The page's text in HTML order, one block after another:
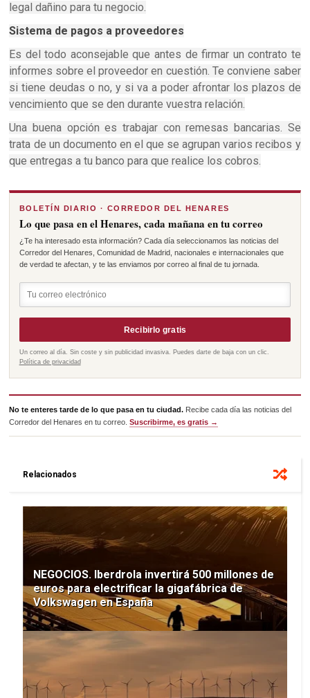
legal dañino para tu negocio.
Sistema de pagos a proveedores
Es del todo aconsejable que antes de firmar un contrato te
informes sobre el proveedor en cuestión. Te conviene saber
si tiene deudas o no, y si va a poder afrontar los plazos de
vencimiento que se den durante vuestra relación.
Una buena opción es trabajar con remesas bancarias. Se
trata de un documento en el que se agrupan varios recibos y
que entregas a tu banco para que realice los cobros.
BOLETÍN DIARIO · CORREDOR DEL HENARES
Lo que pasa en el Henares, cada mañana en tu correo
¿Te ha interesado esta información? Cada día seleccionamos las noticias del
Corredor del Henares, Comunidad de Madrid, nacionales e internacionales que
de verdad te afectan, y te las enviamos por correo al final de tu jornada.
Recibirlo gratis
Un correo al día. Sin coste y sin publicidad invasiva. Puedes darte de baja con un clic.
Política de privacidad
No te enteres tarde de lo que pasa en tu ciudad. Recibe cada día las noticias del
Corredor del Henares en tu correo.Suscribirme, es gratis →
Relacionados
NEGOCIOS. Iberdrola invertirá 500 millones de
euros para electrificar la gigafábrica de
Volkswagen en España